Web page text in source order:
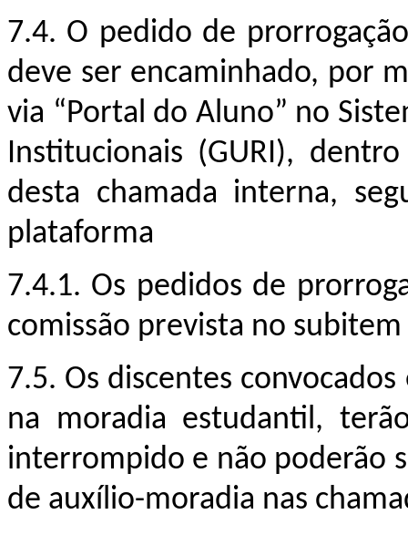
7.4. O pedido de
deve ser encaminhado, por
via “Portal do Aluno” no
Institucionais (GURI),
desta chamada interna,
plataforma
7.4.1. Os pedidos de
comissão prevista no subitem
7.5. Os discentes
na moradia estudantil,
interrompido e não poderão
de auxílio-moradia nas